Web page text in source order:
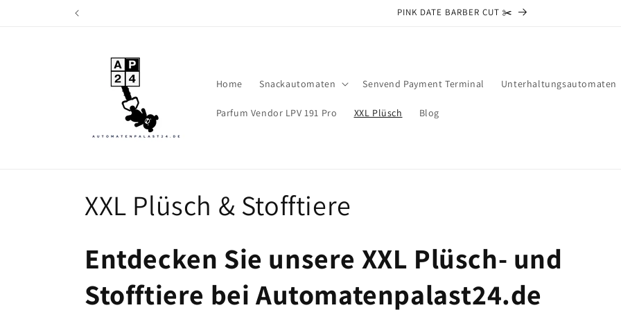
PINK DATE BARBER CUT ✂️
Home Snackautomaten Senvend Payment Terminal Unterhaltungsautomaten
Parfum Vendor LPV 191 Pro XXL Plüsch Blog
K
a
t
XXL Plüsch & Stofftiere
Entdecken Sie unsere XXL Plüsch- und
Stofftiere bei Automatenpalast24.de